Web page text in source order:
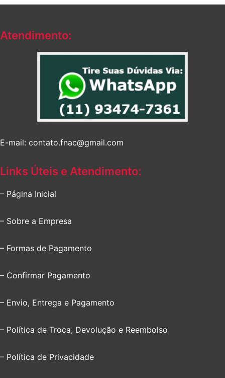
Atendimento:
E-mail: contato.fnac@gmail.com
Links Úteis e Atendimento:
– Página Inicial
– Sobre a Empresa
– Formas de Pagamento
– Confirmar Pagamento
– Envio, Entrega e Pagamento
– Política de Troca, Devolução e Reembolso
– Política de Privacidade